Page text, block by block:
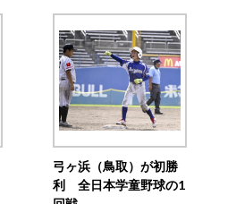
弓ヶ浜（鳥取）が初勝
利 全日本学童野球の1